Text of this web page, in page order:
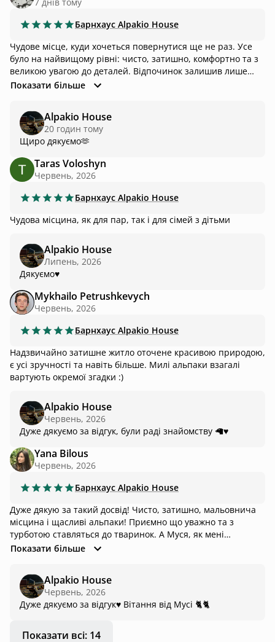
Барнхаус Alpakio House
Чудове місце, куди хочеться повернутися ще не раз. Усе
було на найвищому рівні: чисто, затишно, комфортно та з
великою увагою до деталей. Відпочинок залишив лише
приємні враження — саме те місце, де можна повністю
атмосферою. Дякуємо господарям та доброзичливому
персоналу за гостинність і турботу. Однозначно
рекомендую!
Показати більше
Alpakio House
20 годин тому
Щиро дякуємо🫶
Taras Voloshyn
Червень, 2026
Барнхаус Alpakio House
Чудова місцина, як для пар, так і для сімей з дітьми
Alpakio House
Липень, 2026
Дякуємо♥️
Mykhailo Petrushkevych
Червень, 2026
Барнхаус Alpakio House
Надзвичайно затишне житло оточене красивою природою,
є усі зручності та навіть більше. Милі альпаки взагалі
вартують окремої згадки :)
Alpakio House
Червень, 2026
Дуже дякуємо за відгук, були раді знайомству 🦙♥️
Yana Bilous
Червень, 2026
Барнхаус Alpakio House
Дуже дякую за такий досвід! Чисто, затишно, мальовнича
місцина і щасливі альпаки! Приємно що уважно та з
турботою ставляться до тваринок. А Муся, як мені
написали, директорка ферми, точно розтопить ваше серце
Показати більше
Alpakio House
Червень, 2026
Дуже дякуємо за відгук♥️ Вітання від Мусі 🐈🐈
Показати всі: 14